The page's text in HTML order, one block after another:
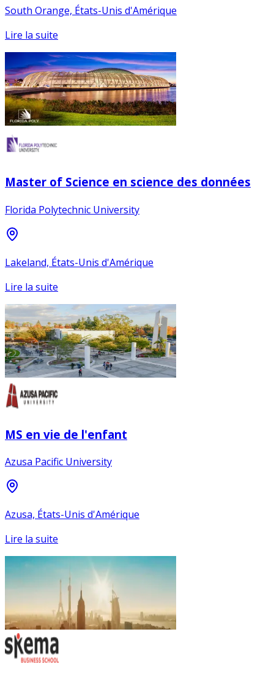
South Orange, États-Unis d'Amérique
Lire la suite
Master of Science en science des données
Florida Polytechnic University
Lakeland, États-Unis d'Amérique
Lire la suite
MS en vie de l'enfant
Azusa Pacific University
Azusa, États-Unis d'Amérique
Lire la suite